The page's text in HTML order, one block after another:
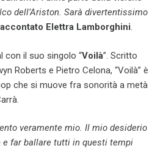
dell’Ariston. Sarà divertentissimo
Elettra Lamborghini.
con il suo singolo “Voilà”. Scritto
Roberts e Pietro Celona, “Voilà” è
che si muove fra sonorità a metà
veramente mio. Il mio desiderio
e far ballare tutti in questi tempi